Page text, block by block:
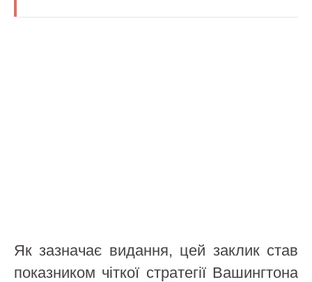
Як зазначає видання, цей заклик став
показником чіткої стратегії Вашингтона